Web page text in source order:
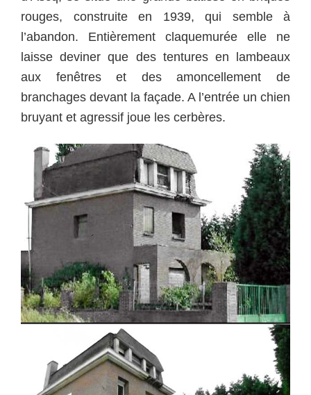
rouges, construite en 1939, qui semble à
l’abandon. Entièrement claquemurée elle ne
laisse deviner que des tentures en lambeaux
aux fenêtres et des amoncellement de
branchages devant la façade. A l’entrée un chien
bruyant et agressif joue les cerbères.